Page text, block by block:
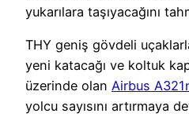
yukarılara taşıyacağını
THY geniş gövdeli
yeni katacağı ve koltuk
üzerinde olan Airbus
yolcu sayısını artırmaya